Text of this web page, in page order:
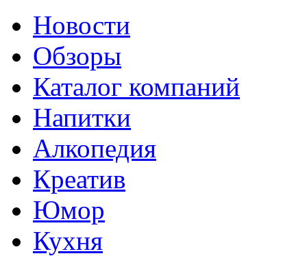
Новости
Обзоры
Каталог компаний
Напитки
Алкопедия
Креатив
Юмор
Кухня